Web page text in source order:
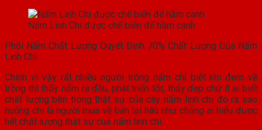
Nấm Linh Chi được chế biến để hầm canh
Phôi Nấm Chất Lượng Quyết Định 70% Chất Lượng Của Nấm
Linh Chi
Chính vì vậy rất nhiều người trồng nấm chỉ biết khi đem về
trồng thì thấy nấm ra đều, phát triển tốt, thấy đẹp chứ ít ai biết
chất lượng bên trong thật sự của cây nấm linh chi đó ra sao
huống chi là người mua về bán lại hâù như chẳng ai hiểu được
hết chất lượng thật sự cuả nấm linh chi.